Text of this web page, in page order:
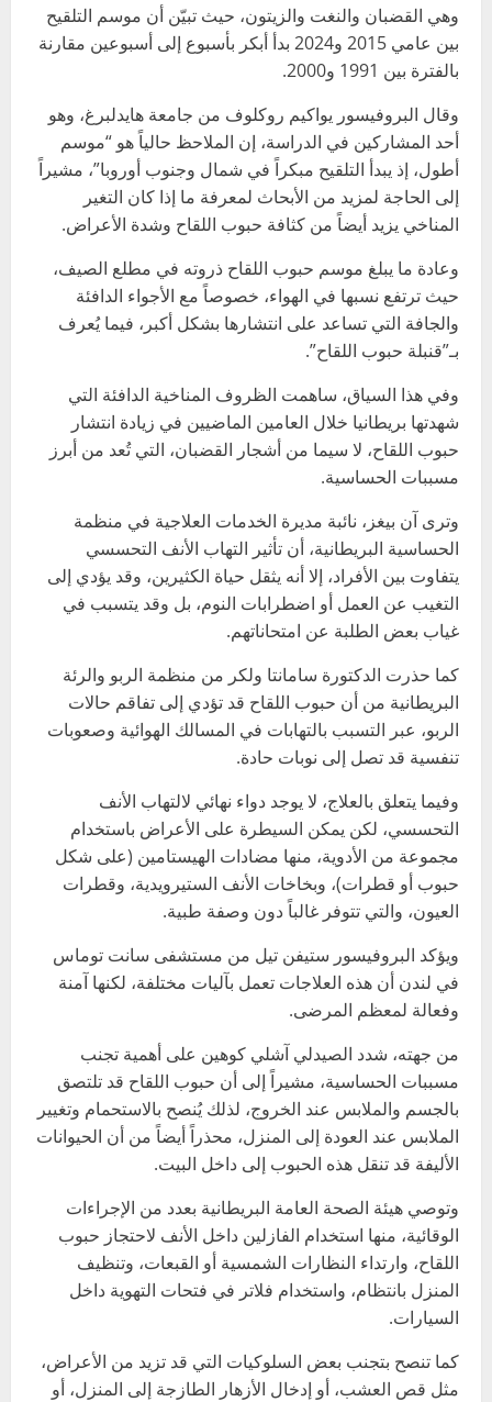
وهي القضبان والنغت والزيتون، حيث تبيّن أن موسم التلقيح
بين عامي 2015 و2024 بدأ أبكر بأسبوع إلى أسبوعين مقارنة
بالفترة بين 1991 و2000.
وقال البروفيسور يواكيم روكلوف من جامعة هايدلبرغ، وهو
أحد المشاركين في الدراسة، إن الملاحظ حالياً هو “موسم
أطول، إذ يبدأ التلقيح مبكراً في شمال وجنوب أوروبا”، مشيراً
إلى الحاجة لمزيد من الأبحاث لمعرفة ما إذا كان التغير
المناخي يزيد أيضاً من كثافة حبوب اللقاح وشدة الأعراض.
وعادة ما يبلغ موسم حبوب اللقاح ذروته في مطلع الصيف،
حيث ترتفع نسبها في الهواء، خصوصاً مع الأجواء الدافئة
والجافة التي تساعد على انتشارها بشكل أكبر، فيما يُعرف
بـ”قنبلة حبوب اللقاح”.
وفي هذا السياق، ساهمت الظروف المناخية الدافئة التي
شهدتها بريطانيا خلال العامين الماضيين في زيادة انتشار
حبوب اللقاح، لا سيما من أشجار القضبان، التي تُعد من أبرز
مسببات الحساسية.
وترى آن بيغز، نائبة مديرة الخدمات العلاجية في منظمة
الحساسية البريطانية، أن تأثير التهاب الأنف التحسسي
يتفاوت بين الأفراد، إلا أنه يثقل حياة الكثيرين، وقد يؤدي إلى
التغيب عن العمل أو اضطرابات النوم، بل وقد يتسبب في
غياب بعض الطلبة عن امتحاناتهم.
كما حذرت الدكتورة سامانتا ولكر من منظمة الربو والرئة
البريطانية من أن حبوب اللقاح قد تؤدي إلى تفاقم حالات
الربو، عبر التسبب بالتهابات في المسالك الهوائية وصعوبات
تنفسية قد تصل إلى نوبات حادة.
وفيما يتعلق بالعلاج، لا يوجد دواء نهائي لالتهاب الأنف
التحسسي، لكن يمكن السيطرة على الأعراض باستخدام
مجموعة من الأدوية، منها مضادات الهيستامين (على شكل
حبوب أو قطرات)، وبخاخات الأنف الستيرويدية، وقطرات
العيون، والتي تتوفر غالباً دون وصفة طبية.
ويؤكد البروفيسور ستيفن تيل من مستشفى سانت توماس
في لندن أن هذه العلاجات تعمل بآليات مختلفة، لكنها آمنة
وفعالة لمعظم المرضى.
من جهته، شدد الصيدلي آشلي كوهين على أهمية تجنب
مسببات الحساسية، مشيراً إلى أن حبوب اللقاح قد تلتصق
بالجسم والملابس عند الخروج، لذلك يُنصح بالاستحمام وتغيير
الملابس عند العودة إلى المنزل، محذراً أيضاً من أن الحيوانات
الأليفة قد تنقل هذه الحبوب إلى داخل البيت.
وتوصي هيئة الصحة العامة البريطانية بعدد من الإجراءات
الوقائية، منها استخدام الفازلين داخل الأنف لاحتجاز حبوب
اللقاح، وارتداء النظارات الشمسية أو القبعات، وتنظيف
المنزل بانتظام، واستخدام فلاتر في فتحات التهوية داخل
السيارات.
كما تنصح بتجنب بعض السلوكيات التي قد تزيد من الأعراض،
مثل قص العشب، أو إدخال الأزهار الطازجة إلى المنزل، أو